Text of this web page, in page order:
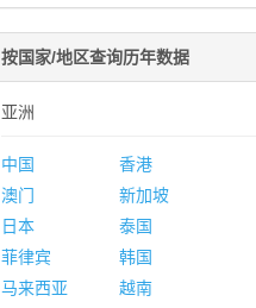
按国家/地区查询历年数据
亚洲
中国
香港
澳门
新加坡
日本
泰国
菲律宾
韩国
马来西亚
越南